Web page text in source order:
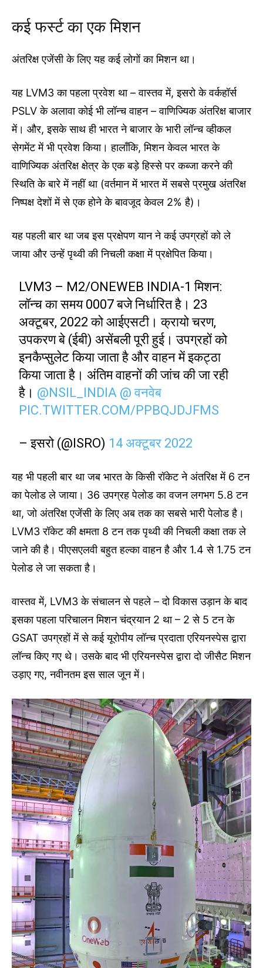
कई फर्स्ट का एक मिशन
अंतरिक्ष एजेंसी के लिए यह कई लोगों का मिशन था।
यह LVM3 का पहला प्रवेश था – वास्तव में, इसरो के वर्कहॉर्स
PSLV के अलावा कोई भी लॉन्च वाहन – वाणिज्यिक अंतरिक्ष बाजार
में। और, इसके साथ ही भारत ने बाजार के भारी लॉन्च व्हीकल
सेगमेंट में भी प्रवेश किया। हालाँकि, मिशन केवल भारत के
वाणिज्यिक अंतरिक्ष क्षेत्र के एक बड़े हिस्से पर कब्जा करने की
स्थिति के बारे में नहीं था (वर्तमान में भारत में सबसे प्रमुख अंतरिक्ष
निष्पक्ष देशों में से एक होने के बावजूद केवल 2% है)।
यह पहली बार था जब इस प्रक्षेपण यान ने कई उपग्रहों को ले
जाया और उन्हें पृथ्वी की निचली कक्षा में प्रक्षेपित किया।
LVM3 – M2/ONEWEB INDIA-1 मिशन:
लॉन्च का समय 0007 बजे निर्धारित है। 23
अक्टूबर, 2022 को आईएसटी। क्रायो चरण,
उपकरण बे (ईबी) असेंबली पूरी हुई। उपग्रहों को
इनकैप्सुलेट किया जाता है और वाहन में इकट्ठा
किया जाता है। अंतिम वाहनों की जांच की जा रही
है। @NSIL_INDIA @ वनवेब
PIC.TWITTER.COM/PPBQJDJFMS
– इसरो (@ISRO) 14 अक्टूबर 2022
यह भी पहली बार था जब भारत के किसी रॉकेट ने अंतरिक्ष में 6 टन
का पेलोड ले जाया। 36 उपग्रह पेलोड का वजन लगभग 5.8 टन
था, जो अंतरिक्ष एजेंसी के लिए अब तक का सबसे भारी पेलोड है।
LVM3 रॉकेट की क्षमता 8 टन तक पृथ्वी की निचली कक्षा तक ले
जाने की है। पीएसएलवी बहुत हल्का वाहन है और 1.4 से 1.75 टन
पेलोड ले जा सकता है।
वास्तव में, LVM3 के संचालन से पहले – दो विकास उड़ान के बाद
इसका पहला परिचालन मिशन चंद्रयान 2 था – 2 से 5 टन के
GSAT उपग्रहों में से कई यूरोपीय लॉन्च प्रदाता एरियनस्पेस द्वारा
लॉन्च किए गए थे। उसके बाद भी एरियनस्पेस द्वारा दो जीसैट मिशन
उड़ाए गए, नवीनतम इस साल जून में।